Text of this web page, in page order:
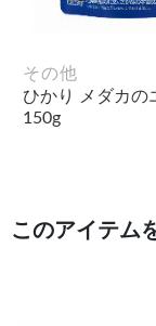
その他
ひかり メダカの
150g
このアイテム